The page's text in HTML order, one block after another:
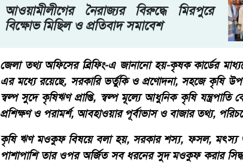
আওয়ামীলীগের নৈরাজ্যর বিরুদ্ধে মিরপুরে
বিক্ষোভ মিছিল ও প্রতিবাদ সমাবেশ
জেলা তথ্য অফিসের ব্রিফিং-এ জানানো হয়-কৃষক কার্ডের
এর মধ্যে রয়েছে, সরকারি ভর্তুকি ও প্রণোদনা, সহজে কৃষি
স্বল্প সুদে কৃষিঋণ প্রাপ্তি, স্বল্প মূল্যে আধুনিক কৃষি
প্রশিক্ষণ ও পরামর্শ, আবহাওয়ার পূর্বাভাস ও বাজার তথ্য,
কৃষি ঋণ মওকুফ বিষয়ে বলা হয়, সরকার শস্য, ফসল, মৎস্য
পাশাপাশি তার ওপর অর্জিত সব ধরনের সুদ মওকুফ করার